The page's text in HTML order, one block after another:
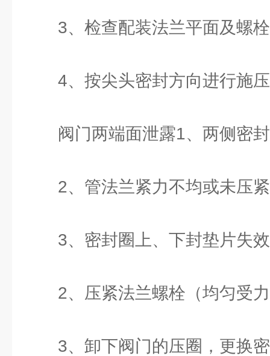
3、检查配装法兰平面及螺栓
4、按尖头密封方向进行施压
阀门两端面泄露1、两侧密封
2、管法兰紧力不均或未压紧
3、密封圈上、下封垫片失效
2、压紧法兰螺栓（均匀受
3、卸下阀门的压圈，更换密